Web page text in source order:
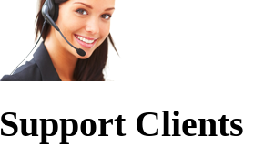
Support Clients